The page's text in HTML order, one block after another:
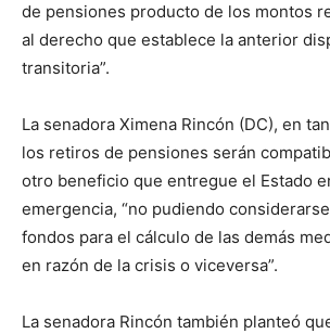
de pensiones producto de los montos
al derecho que establece la anterior
transitoria”.
La senadora Ximena Rincón (DC), en
los retiros de pensiones serán
otro beneficio que entregue el Estado
emergencia, “no pudiendo
fondos para el cálculo de las demás
en razón de la crisis o viceversa”.
La senadora Rincón también planteó